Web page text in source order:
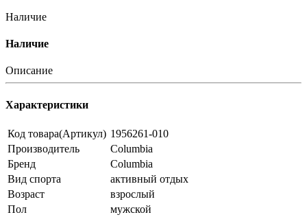
Наличие
Наличие
Описание
Характеристики
Код товара(Артикул) 1956261-010
Производитель
Columbia
Бренд
Columbia
Вид спорта
активный отдых
Возраст
взрослый
Пол
мужской